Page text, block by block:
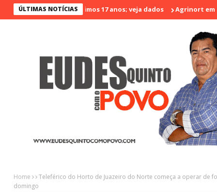
ÚLTIMAS NOTÍCIAS
violento nos últimos 17 anos; veja dados Agrinort em
Home
Teleférico do Horto de Juazeiro do Norte começa a operar de
domingo